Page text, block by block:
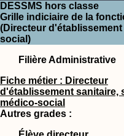
DESSMS hors classe
Grille indiciaire de la
(Directeur
social)
Filière Administrative
Fiche métier : Directeur
d'établissement sanitaire,
médico-social
Autres grades :